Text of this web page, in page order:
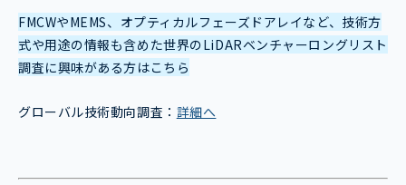
FMCWやMEMS、オプティカルフェーズドアレイなど、技術方
式や用途の情報も含めた世界のLiDARベンチャーロングリスト
調査に興味がある方はこちら
グローバル技術動向調査： 詳細へ